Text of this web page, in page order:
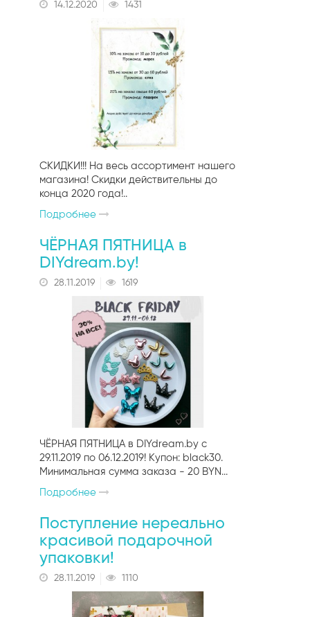
14.12.2020 1431
СКИДКИ!!! На весь ассортимент нашего
магазина! Скидки действительны до
конца 2020 года!..
Подробнее
ЧЁРНАЯ ПЯТНИЦА в
DIYdream.by!
28.11.2019 1619
ЧЁРНАЯ ПЯТНИЦА в DIYdream.by c
29.11.2019 по 06.12.2019! Купон: black30.
Минимальная сумма заказа - 20 BYN...
Подробнее
Поступление нереально
красивой подарочной
упаковки!
28.11.2019 1110